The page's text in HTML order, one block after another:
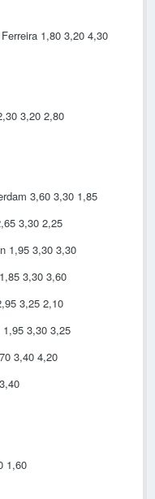
1,80 3,20 4,30
3,20 2,80
3,60 3,30 1,85
3,30 2,25
1,95 3,30 3,30
3,30 3,60
3,25 2,10
3,30 3,25
3,40 4,20
1,60